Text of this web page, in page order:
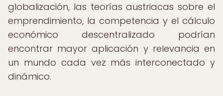
globalización, las teorías austriacas sobre el
emprendimiento, la competencia y el cálculo
económico descentralizado podrían
encontrar mayor aplicación y relevancia en
un mundo cada vez más interconectado y
dinámico.